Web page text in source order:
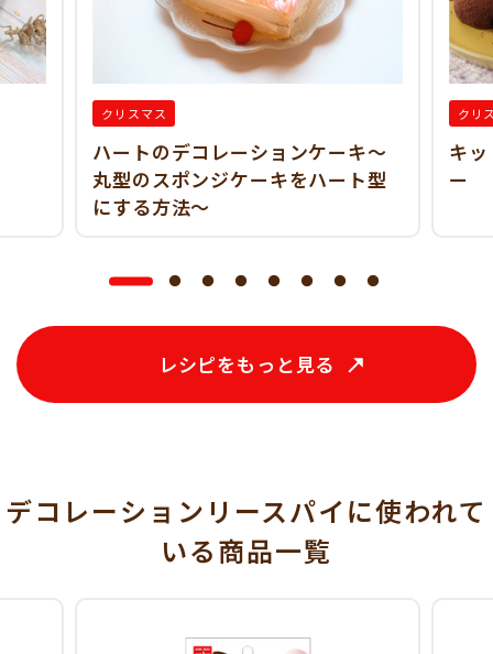
クリスマス
ハートのデコレーションケーキ～
丸型のスポンジケーキをハート型
にする方法～
クリ
キ
ー
レシピをもっと見る
デコレーションリースパイに使われて
いる商品一覧